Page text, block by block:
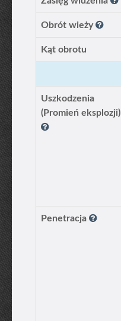
Obrót wieży
Kąt obrotu
Uszkodzenia
(Promień eksplozji)
Penetracja